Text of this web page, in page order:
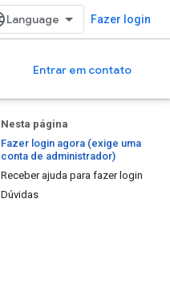
Fazer login
Entrar em contato
Nesta página
Fazer login agora (exige uma
conta de administrador)
Receber ajuda para fazer login
Dúvidas